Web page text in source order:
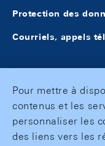
Protection des
Courriels, appels
Pour mettre à
contenus et les
personnaliser les
des liens vers les